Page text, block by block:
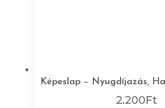
Képeslap – Nyugdíjazás,
2.200Ft